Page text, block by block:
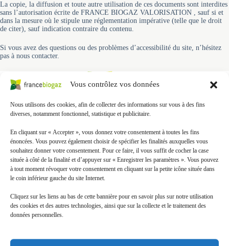
Vous contrôlez vos données
Nous utilisons des cookies, afin de collecter des informations sur vous à des fins
diverses, notamment fonctionnel, statistique et publicitaire.
En cliquant sur « Accepter », vous donnez votre consentement à toutes les fins
énoncées. Vous pouvez également choisir de spécifier les finalités auxquelles vous
souhaitez donner votre consentement. Pour ce faire, il vous suffit de cocher la case
située à côté de la finalité et d’appuyer sur « Enregistrer les paramètres ». Vous pouvez
à tout moment révoquer votre consentement en cliquant sur la petite icône située dans
le coin inférieur gauche du site Internet.
Cliquez sur les liens au bas de cette bannière pour en savoir plus sur notre utilisation
des cookies et des autres technologies, ainsi que sur la collecte et le traitement des
données personnelles.
La copie, la diffusion et toute autre utilisation de ces documents sont interdites
sans l’autorisation écrite de FRANCE BIOGAZ VALORISATION , sauf si et
dans la mesure où le stipule une réglementation impérative (telle que le droit
de citer), sauf indication contraire du contenu.
Si vous avez des questions ou des problèmes d’accessibilité du site, n’hésitez
pas à nous contacter.
Entreprise labellisée Qualimétha®